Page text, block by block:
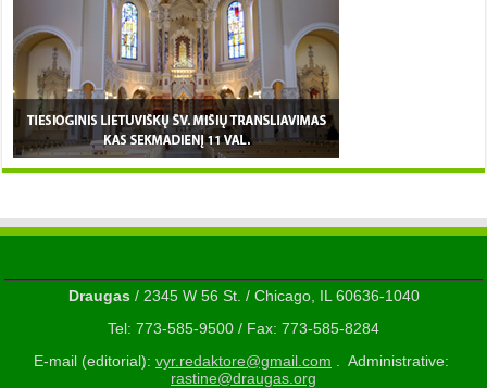
Draugas/ 2345 W 56 St. / Chicago, IL 60636-1040
Tel: 773-585-9500 / Fax: 773-585-8284
E-mail (editorial): vyr.redaktore@gmail.com . Administrative:
rastine@draugas.org